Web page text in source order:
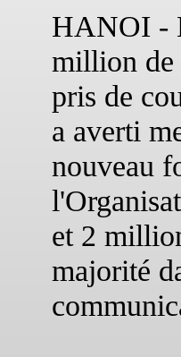
HANOI -
million de
pris de
a averti
nouveau
et 2
majorité